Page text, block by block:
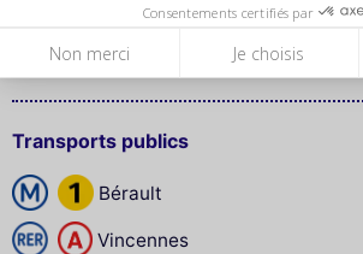
Consentements certifiés par
Non merci Je choisis
94300 Vincennes
Transports publics
Bérault
Vincennes